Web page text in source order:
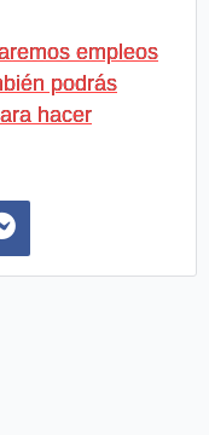
empleos
podrás
hacer